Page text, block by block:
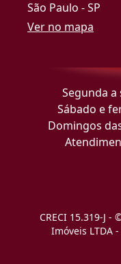
São Paulo - SP
Ver no mapa
Segunda a
Sábado e
Domingos
CRECI 15.319-J
Imóveis LTDA